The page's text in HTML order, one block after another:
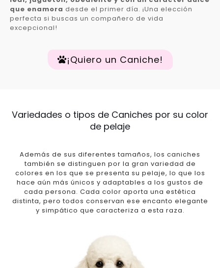
que enamora desde el primer día. ¡Una elección
perfecta si buscas un compañero de vida
excepcional!
¡Quiero un Caniche!
Variedades o tipos de Caniches por su color
de pelaje
Además de sus diferentes tamaños, los caniches
también se distinguen por la gran variedad de
colores en los que se presenta su pelaje, lo que los
hace aún más únicos y adaptables a los gustos de
cada persona. Cada color aporta una estética
distinta, pero todos conservan ese encanto elegante
y simpático que caracteriza a esta raza.